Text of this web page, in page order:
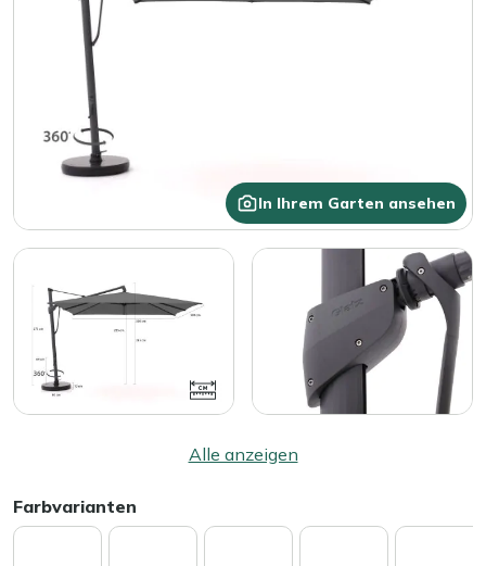
In Ihrem Garten ansehen
Alle anzeigen
Farbvarianten